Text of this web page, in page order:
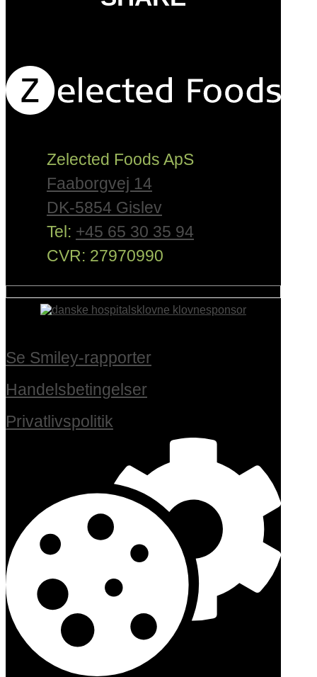
Zelected Foods ApS
Faaborgvej 14
DK-5854 Gislev
Tel: +45 65 30 35 94
CVR: 27970990
Se Smiley-rapporter
Handelsbetingelser
Privatlivspolitik